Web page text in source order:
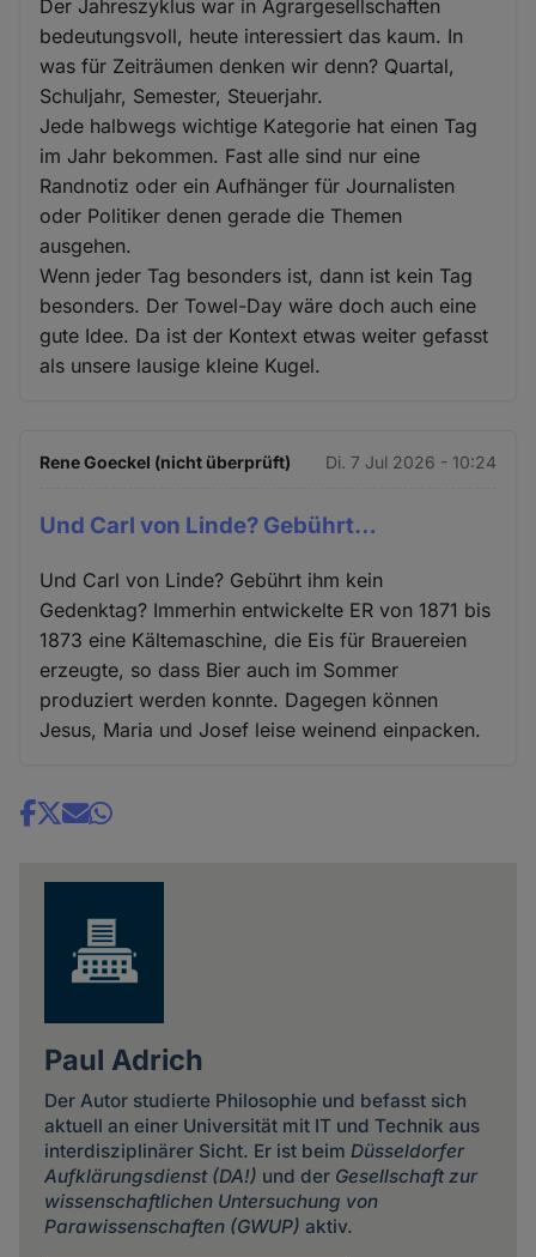
Der Jahreszyklus war in Agrargesellschaften
bedeutungsvoll, heute interessiert das kaum. In
was für Zeiträumen denken wir denn? Quartal,
Schuljahr, Semester, Steuerjahr.
Jede halbwegs wichtige Kategorie hat einen Tag
im Jahr bekommen. Fast alle sind nur eine
Randnotiz oder ein Aufhänger für Journalisten
oder Politiker denen gerade die Themen
ausgehen.
Wenn jeder Tag besonders ist, dann ist kein Tag
besonders. Der Towel-Day wäre doch auch eine
gute Idee. Da ist der Kontext etwas weiter gefasst
als unsere lausige kleine Kugel.
Rene Goeckel (nicht überprüft) Di. 7 Jul 2026 - 10:24
Und Carl von Linde? Gebührt…
Und Carl von Linde? Gebührt ihm kein
Gedenktag? Immerhin entwickelte ER von 1871 bis
1873 eine Kältemaschine, die Eis für Brauereien
erzeugte, so dass Bier auch im Sommer
produziert werden konnte. Dagegen können
Jesus, Maria und Josef leise weinend einpacken.
Share
Paul Adrich
Der Autor studierte Philosophie und befasst sich
aktuell an einer Universität mit IT und Technik aus
interdisziplinärer Sicht. Er ist beim Düsseldorfer
Aufklärungsdienst (DA!) und der Gesellschaft zur
wissenschaftlichen Untersuchung von
Parawissenschaften (GWUP) aktiv.